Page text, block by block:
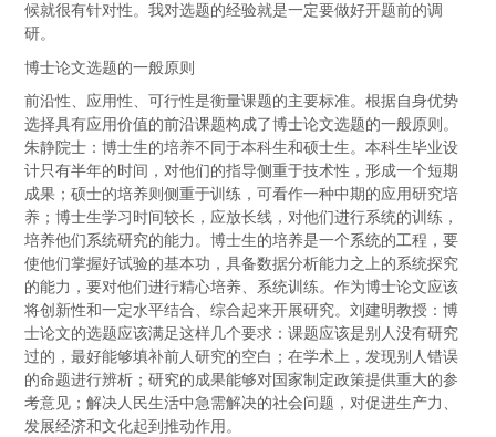
候就很有针对性。我对选题的经验就是一定要做好开题前的调
研。
博士论文选题的一般原则
前沿性、应用性、可行性是衡量课题的主要标准。根据自身优势
选择具有应用价值的前沿课题构成了博士论文选题的一般原则。
朱静院士：博士生的培养不同于本科生和硕士生。本科生毕业设
计只有半年的时间，对他们的指导侧重于技术性，形成一个短期
成果；硕士的培养则侧重于训练，可看作一种中期的应用研究培
养；博士生学习时间较长，应放长线，对他们进行系统的训练，
培养他们系统研究的能力。博士生的培养是一个系统的工程，要
使他们掌握好试验的基本功，具备数据分析能力之上的系统探究
的能力，要对他们进行精心培养、系统训练。作为博士论文应该
将创新性和一定水平结合、综合起来开展研究。刘建明教授：博
士论文的选题应该满足这样几个要求：课题应该是别人没有研究
过的，最好能够填补前人研究的空白；在学术上，发现别人错误
的命题进行辨析；研究的成果能够对国家制定政策提供重大的参
考意见；解决人民生活中急需解决的社会问题，对促进生产力、
发展经济和文化起到推动作用。